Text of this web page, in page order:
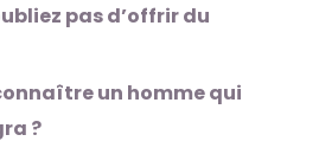
pas d’offrir du
un homme qui
?